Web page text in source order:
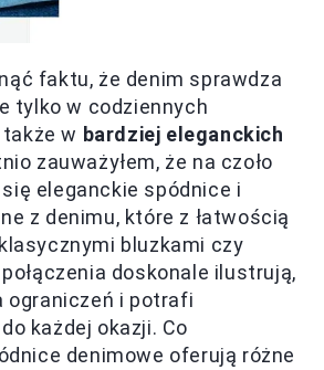
faktu, że denim sprawdza
tylko w codziennych
w bardziej eleganckich
zauważyłem, że na czoło
eleganckie spódnice i
z denimu, które z łatwością
bluzkami czy
doskonale ilustrują,
ograniczeń i potrafi
każdej okazji. Co
denimowe oferują różne